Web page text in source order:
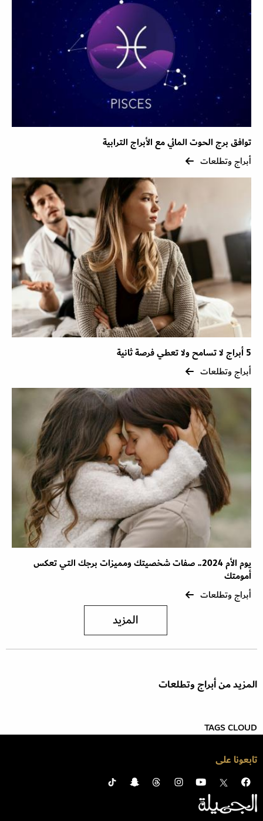
توافق برج الحوت المائي مع الأبراج الترابية
أبراج وتطلعات
5 أبراج لا تسامح ولا تعطي فرصة ثانية
أبراج وتطلعات
يوم الأم 2024.. صفات شخصيتك ومميزات برجك التي تعكس
أمومتك
أبراج وتطلعات
المزيد
المزيد من أبراج وتطلعات
TAGS CLOUD
تابعونا على